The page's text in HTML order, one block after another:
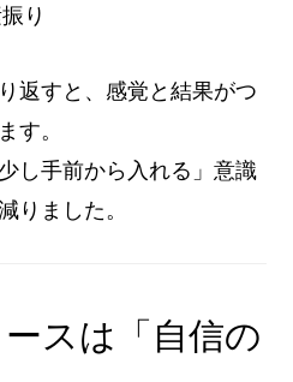
り
返すと、感覚と結果がつ
す。
し手前から入れる」意識
りました。
スは「自信の